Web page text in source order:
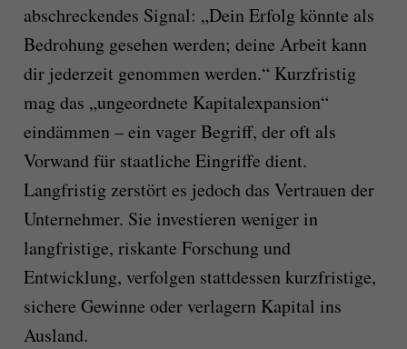
abschreckendes Signal: „Dein Erfolg könnte als
Bedrohung gesehen werden; deine Arbeit kann
dir jederzeit genommen werden.“ Kurzfristig
mag das „ungeordnete Kapitalexpansion“
eindämmen – ein vager Begriff, der oft als
Vorwand für staatliche Eingriffe dient.
Langfristig zerstört es jedoch das Vertrauen der
Unternehmer. Sie investieren weniger in
langfristige, riskante Forschung und
Entwicklung, verfolgen stattdessen kurzfristige,
sichere Gewinne oder verlagern Kapital ins
Ausland.